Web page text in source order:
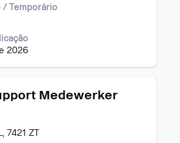
vaga.
/ Temporário
2026
Medewerker
7421 ZT